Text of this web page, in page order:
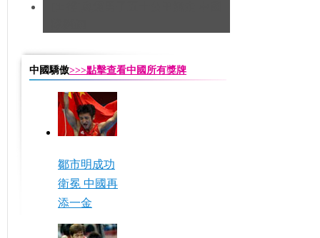
中國驕傲>>>點擊查看中國所有獎牌
鄒市明成功
衛冕 中國再
添一金